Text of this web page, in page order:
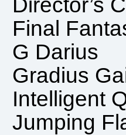
Director’s
Final
G Darius
Gradius
Intelligent
Jumping